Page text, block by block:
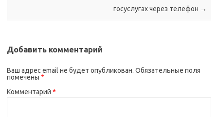
госуслугах через телефон →
Добавить комментарий
Ваш адрес email не будет опубликован. Обязательные поля
помечены *
Комментарий *